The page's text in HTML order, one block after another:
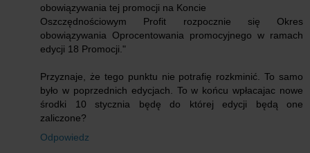
obowiązywania tej promocji na Koncie
Oszczędnościowym Profit rozpocznie się Okres
obowiązywania Oprocentowania promocyjnego w ramach
edycji 18 Promocji."
Przyznaje, że tego punktu nie potrafię rozkminić. To samo
było w poprzednich edycjach. To w końcu wpłacajac nowe
środki 10 stycznia będę do której edycji będą one
zaliczone?
Odpowiedz